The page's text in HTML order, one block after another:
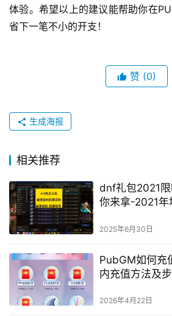
体验。希望以上的建议能帮助你在
省下一笔不小的开支！
赞 (0)
生成海报
相关推荐
dnf礼包2021
你来拿-2021年
2025年6月30日
PubGM如何充
内充值方法及
2026年4月22日